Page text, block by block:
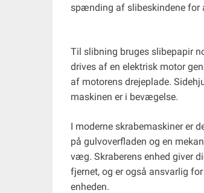
spænding af slibeskindene for
Til slibning bruges slibepapir
drives af en elektrisk motor
af motorens drejeplade.
maskinen er i bevægelse.
I moderne skrabemaskiner er
på gulvoverfladen og en
væg. Skraberens enhed giver
fjernet, og er også ansvarlig
enheden.